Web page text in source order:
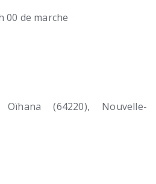
00 de marche
(64220)
Nouvelle-